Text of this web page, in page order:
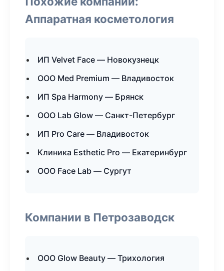
Аппаратная косметология
ИП Velvet Face — Новокузнецк
ООО Med Premium — Владивосток
ИП Spa Harmony — Брянск
ООО Lab Glow — Санкт-Петербург
ИП Pro Care — Владивосток
Клиника Esthetic Pro — Екатеринбург
ООО Face Lab — Сургут
Компании в Петрозаводск
ООО Glow Beauty — Трихология